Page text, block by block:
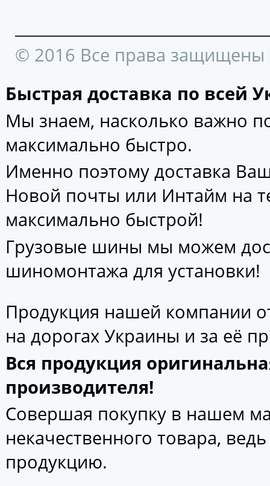
© 2016 Все права защищены
Быстрая доставка по всей
Мы знаем, насколько важно
максимально быстро.
Именно поэтому доставка
Новой почты или Интайм на
максимально быстрой!
Грузовые шины мы можем
шиномонтажа для установки!
Продукция нашей компании
на дорогах Украины и за её
Вся продукция
производителя!
Совершая покупку в нашем
некачественного товара,
продукцию.